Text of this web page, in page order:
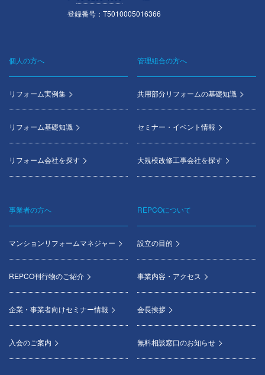
登録番号：T5010005016366
Footer
menu
個人の方へ
リフォーム実例集
リフォーム基礎知識
リフォーム会社を探す
管理組合の方へ
共用部分リフォームの基礎知識
セミナー・イベント情報
大規模改修工事会社を探す
事業者の方へ
マンションリフォームマネジャー
REPCO刊行物のご紹介
企業・事業者向けセミナー情報
入会のご案内
REPCOについて
設立の目的
事業内容・アクセス
会長挨拶
無料相談窓口のお知らせ